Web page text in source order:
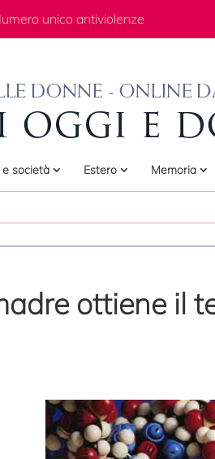
unico antiviolenze
e società Estero Memoria
ottiene il